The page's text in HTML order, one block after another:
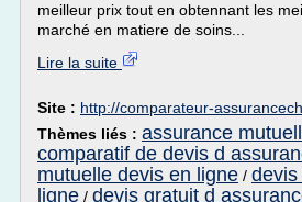
meilleur prix tout en obtennant les
marché en matiere de soins...
Lire la suite
Site : http://comparateur-
Thèmes liés : assurance
comparatif de devis d
mutuelle devis en ligne / devis
ligne / devis gratuit d